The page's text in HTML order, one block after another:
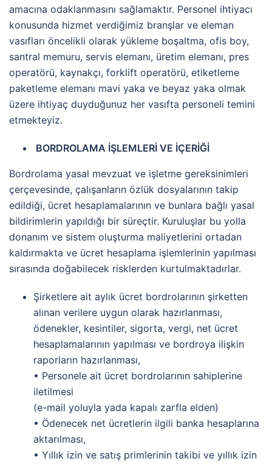
amacına odaklanmasını sağlamaktır. Personel ihtiyacı
konusunda hizmet verdiğimiz branşlar ve eleman
vasıfları öncelikli olarak yükleme boşaltma, ofis boy,
santral memuru, servis elemanı, üretim elemanı, pres
operatörü, kaynakçı, forklift operatörü, etiketleme
paketleme elemanı mavi yaka ve beyaz yaka olmak
üzere ihtiyaç duyduğunuz her vasıfta personeli temini
etmekteyiz.
BORDROLAMA İŞLEMLERİ VE İÇERİĞİ
Bordrolama yasal mevzuat ve işletme gereksinimleri
çerçevesinde, çalışanların özlük dosyalarının takip
edildiği, ücret hesaplamalarının ve bunlara bağlı yasal
bildirimlerin yapıldığı bir süreçtir. Kuruluşlar bu yolla
donanım ve sistem oluşturma maliyetlerini ortadan
kaldırmakta ve ücret hesaplama işlemlerinin yapılması
sırasında doğabilecek risklerden kurtulmaktadırlar.
Şirketlere ait aylık ücret bordrolarının şirketten
alınan verilere uygun olarak hazırlanması,
ödenekler, kesintiler, sigorta, vergi, net ücret
hesaplamalarının yapılması ve bordroya ilişkin
raporların hazırlanması,
• Personele ait ücret bordrolarının sahiplerine
iletilmesi
(e-mail yoluyla yada kapalı zarfla elden)
• Ödenecek net ücretlerin ilgili banka hesaplarına
aktarılması,
• Yıllık izin ve satış primlerinin takibi ve yıllık izin